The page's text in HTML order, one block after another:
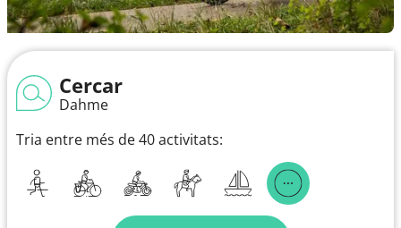
Cercar
Dahme
Tria entre més de 40 activitats: